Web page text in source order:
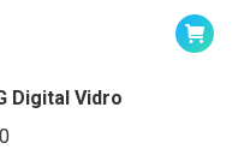
Digital Vidro